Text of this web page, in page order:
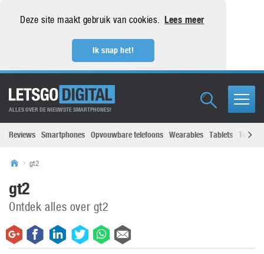
Deze site maakt gebruik van cookies. Lees meer
Ik snap het!
ALLES OVER DE NIEUWSTE SMARTPHONES!
Reviews Smartphones Opvouwbare telefoons Wearables Tablets
gt2
gt2
Ontdek alles over gt2